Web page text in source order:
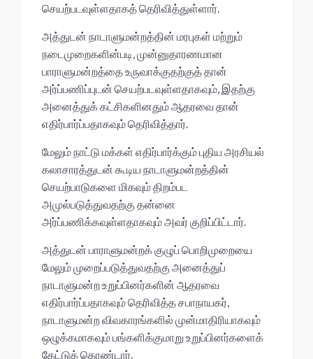
செயற்படவுள்ளதாகத் தெரிவித்துள்ளார்.
அத்துடன் நாடாளுமன்றத்தின் மரபுகள் மற்றும்
நடைமுறைகளின்படி, முன்னுதாரணமான
பாராளுமன்றத்தை உருவாக்குதற்குத் தான்
அர்ப்பணிப்புடன் செயற்படவுள்ளதாகவும், இதற்கு
அனைத்துக் கட்சிகளினதும் ஆதரவை தான்
எதிர்பார்ப்பதாகவும் தெரிவித்தார்.
மேலும் நாட்டு மக்கள் எதிர்பார்க்கும் புதிய அரசியல்
கலாசாரத்துடன் கூடிய நாடாளுமன்றத்தின்
செயற்பாடுகளை மிகவும் திறம்பட
அமுல்படுத்துவதற்கு தன்னை
அர்ப்பணிக்கவுள்ளதாகவும் அவர் குறிப்பிட்டார்.
அத்துடன் பாராளுமன்றக் குழுப் பொறிமுறையை
மேலும் முறைப்படுத்துவதற்கு அனைத்துப்
நாடாளுமன்ற உறுப்பினர்களின் ஆதரவை
எதிர்பார்ப்பதாகவும் தெரிவித்த சபாநாயகர்,
நாடாளுமன்ற விவகாரங்களில் முன்மாதிரியாகவும்
ஒழுக்கமாகவும் பங்களிக்குமாறு உறுப்பினர்களைக்
கேட்டுக் கொண்டார்.